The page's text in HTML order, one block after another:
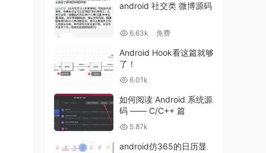
android 社交类 微博源码
6.63k 免费
Android Hook看这篇就够
了！
6.01k
如何阅读 Android 系统源
码 —— C/C++ 篇
5.87k
android仿365的日历显